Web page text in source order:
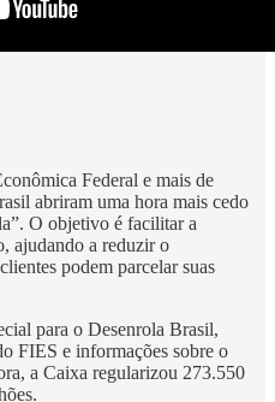
Federal e mais de
abriram uma hora mais cedo
O objetivo é facilitar a
ajudando a reduzir o
podem parcelar suas
para o Desenrola Brasil,
FIES e informações sobre o
a Caixa regularizou 273.550